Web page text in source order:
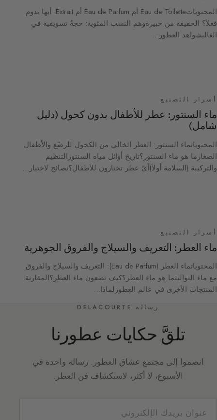
المحتوياتEau de Toilette أم Eau de Parfum أم Extrait: أيها يدوم
فعلاً؟ الحقيقة من خبيرةوهم النسب المئوية: حجةٌ تسويقية في
الغالبشواهد العطور…
أسرار التصنيع
ماء السنتور: عطر للأطفال بدون كحول (دليل
شامل)
المحتوياتماء السنتور: العطر الخالي من الكحول للرضّع والأطفال
الصغارما هو ماء السنتور؟تاريخ أوائل مياه السنتورالتنظيم
والتركيبة (السلامة أولاً)أيّ عطر تختارون للأطفال؟نصائح لاختيار…
أسرار التصنيع
ماء العطر: التعريف والسيلاج والفروق الجوهرية
المحتوياتماء العطر (Eau de Parfum): التعريف والسيلاج والفروق
مع ماء التواليتما هو ماء العطر؟كيف تضعون ماء العطر؟المقارنة:
المنتجات الأخرى في عالم العطورلماذا…
رسالة DELACOURTE
تلقَّ حكايات عطورنا
انضموا إلى مجتمع عشاق العطور. رسالة واحدة في
الأسبوع، لا أكثر، لاستكشاف فن العطر.